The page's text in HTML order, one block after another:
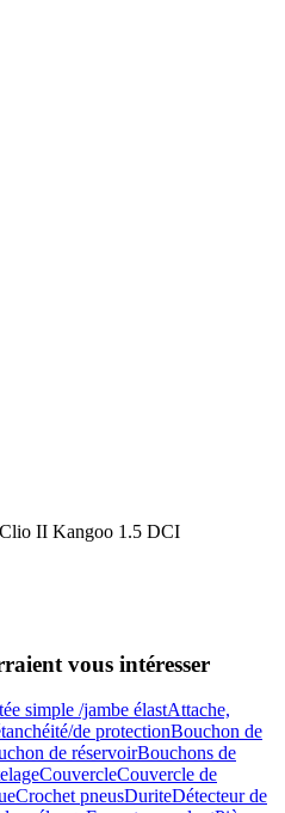
II Kangoo 1.5 DCI
vous intéresser
simple /jambe élastAttache,
de protectionBouchon de
de réservoirBouchons de
CouvercleCouvercle de
Crochet pneusDuriteDétecteur de